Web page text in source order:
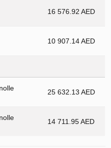
16 576.92 AED
10 907.14 AED
25 632.13 AED
14 711.95 AED